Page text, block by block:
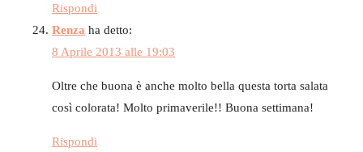
Rispondi
Renza ha detto:
8 Aprile 2013 alle 19:03
Oltre che buona è anche molto bella questa torta salata
così colorata! Molto primaverile!! Buona settimana!
Rispondi